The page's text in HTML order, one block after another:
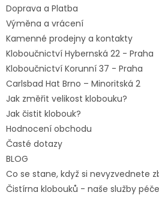
Doprava a Platba
Výměna a vrácení
Kamenné prodejny a kontakty
Kloboučnictví Hybernská 22 - Praha
Kloboučnictví Korunní 37 - Praha
Carlsbad Hat Brno – Minoritská 2
Jak změřit velikost klobouku?
Jak čistit klobouk?
Hodnocení obchodu
Časté dotazy
BLOG
Co se stane, když si nevyzvednete
Čistírna klobouků - naše služby